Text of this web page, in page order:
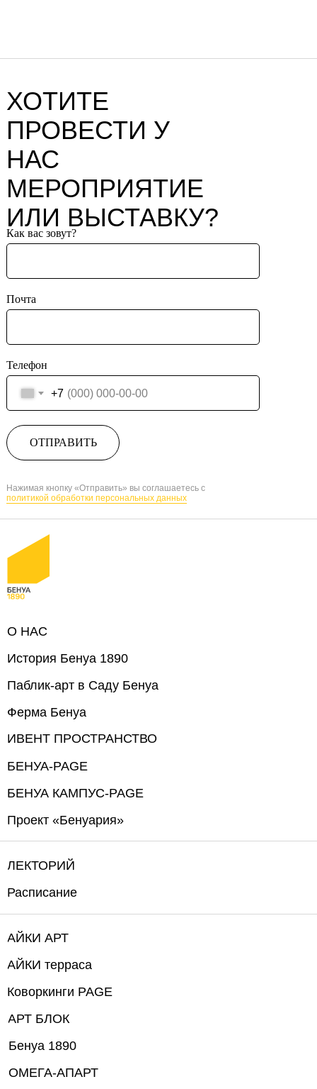
ХОТИТЕ
ПРОВЕСТИ У
НАС
МЕРОПРИЯТИЕ
ИЛИ ВЫСТАВКУ?
Как вас зовут?
Почта
Телефон
+7
ОТПРАВИТЬ
Нажимая кнопку «Отправить» вы соглашаетесь с
политикой обработки персональных данных
О НАС
История Бенуа 1890
ИВЕНТ ПРОСТРАНСТВО
ЛЕКТОРИЙ
ОМЕГА-АПАРТ
АРТ БЛОК
Бенуа 1890
Расписание
Ферма Бенуа
Паблик-арт в Саду Бенуа
БЕНУА-PAGE
БЕНУА КАМПУС-PAGE
Проект «Бенуария»
АЙКИ АРТ
Коворкинги PAGE
АЙКИ терраса